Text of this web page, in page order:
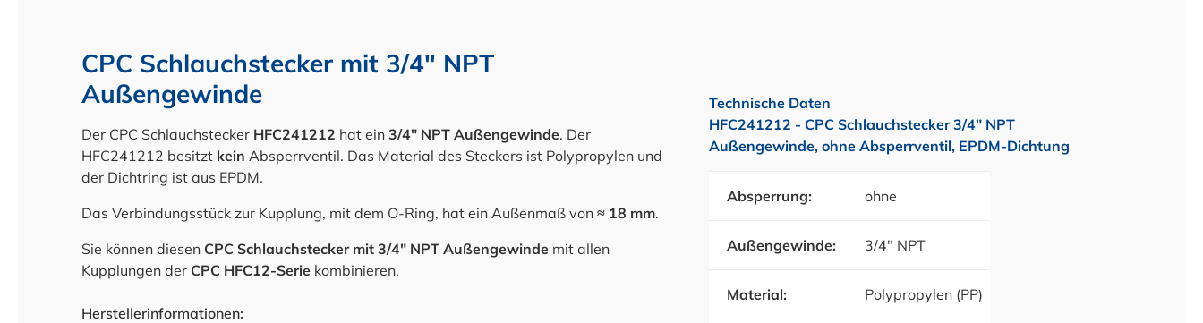
CPC Schlauchstecker mit 3/4" NPT
Außengewinde
Der CPC Schlauchstecker HFC241212 hat ein 3/4" NPT Außengewinde. Der
HFC241212 besitzt kein Absperrventil. Das Material des Steckers ist Polypropylen und
der Dichtring ist aus EPDM.
Das Verbindungsstück zur Kupplung, mit dem O-Ring, hat ein Außenmaß von ≈ 18 mm.
Sie können diesen CPC Schlauchstecker mit 3/4" NPT Außengewinde mit allen
Kupplungen der CPC HFC12-Serie kombinieren.
Herstellerinformationen:
Technische Daten
HFC241212 - CPC Schlauchstecker 3/4" NPT
Außengewinde, ohne Absperrventil, EPDM-Dichtung
Absperrung: ohne
Außengewinde: 3/4" NPT
Material: Polypropylen (PP)